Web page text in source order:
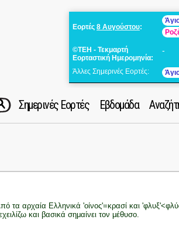
Εορτές 8 Αυγούστου:
©ΤΕΗ - Τεκμαρτή
Εορταστική Ημερομηνία:
-
Άλλες Σημερινές Εορτές:
Σημερινές Εορτές Εβδομάδα
τα αρχαία Ελληνικά 'οίνος'=κρασί και
και βασικά σημαίνει τον μέθυσο.